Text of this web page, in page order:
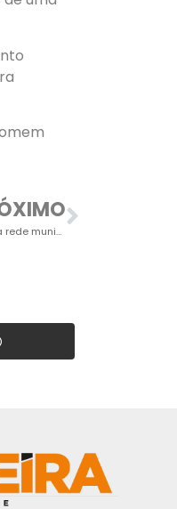
Exposição “Artistas Saltenses” prestigia alunos da rede municipal